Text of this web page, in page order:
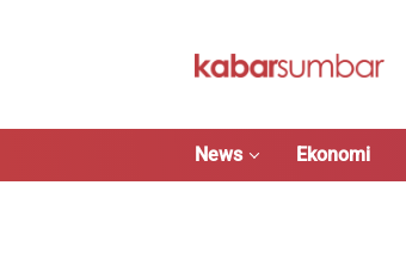
News Ekonomi